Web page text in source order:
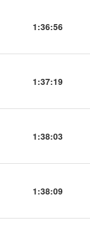
1:36:56
1:37:19
1:38:03
1:38:09